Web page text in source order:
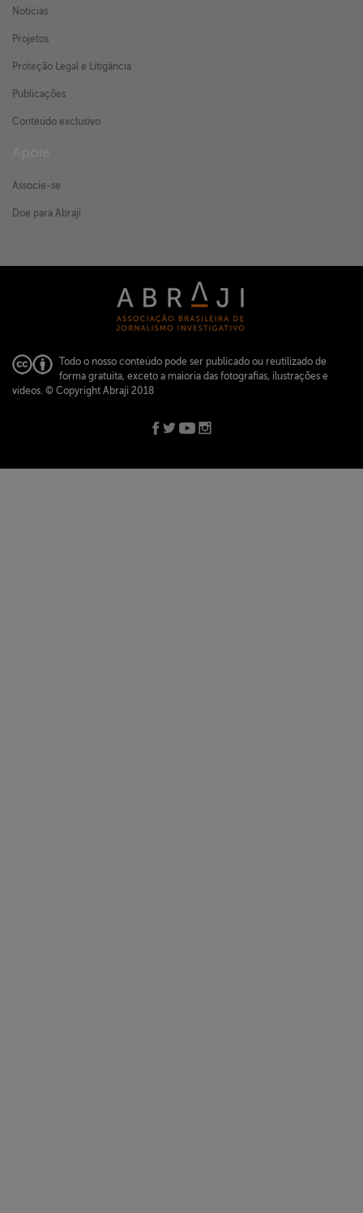
Notícias
Projetos
Proteção Legal e Litigância
Publicações
Conteúdo exclusivo
Associe-se
Doe para Abraji
Todo o nosso conteúdo pode ser publicado ou reutilizado de
forma gratuita, exceto a maioria das fotografias, ilustrações e
vídeos. © Copyright Abraji 2018